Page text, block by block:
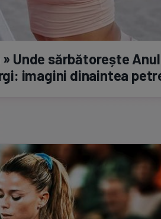
Unde sărbătorește
imagini dinaintea